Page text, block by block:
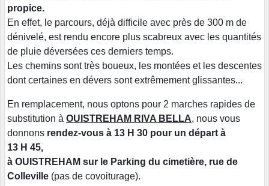
propice.
En effet, le parcours, déjà difficile avec près de 300 m de
dénivelé, est rendu encore plus scabreux avec les quantités
de pluie déversées ces derniers temps.
Les chemins sont très boueux, les montées et les descentes
dont certaines en dévers sont extrêmement glissantes...
En remplacement, nous optons pour 2 marches rapides de
substitution à OUISTREHAM RIVA BELLA, nous vous
donnons rendez-vous à 13 H 30 pour un départ à
13 H 45,
à OUISTREHAM sur le Parking du cimetière, rue de
Colleville (pas de covoiturage).